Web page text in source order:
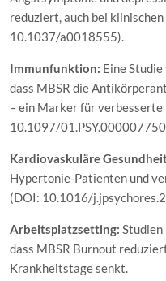
reduziert, auch bei
10.1037/a0018555).
Immunfunktion: Eine
dass MBSR die
– ein Marker für
10.1097/
Kardiovaskuläre
Hypertonie-Patienten und
(DOI: 10.1016/
Arbeitsplatzsetting:
dass MBSR Burnout
Krankheitstage senkt.